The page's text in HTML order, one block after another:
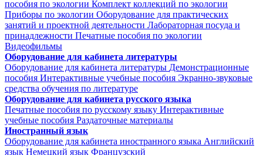
пособия по экологии Комплект коллекций по экологии
Приборы по экологии Оборудование для практических
занятий и проектной деятельности Лабораторная посуда и
принадлежности Печатные пособия по экологии
Видеофильмы
Оборудование для кабинета литературы
Оборудование для кабинета литературы Демонстрационные
пособия Интерактивные учебные пособия Экранно-звуковые
средства обучения по литературе
Оборудование для кабинета русского языка
Печатные пособия по русскому языку Интерактивные
учебные пособия Раздаточные материалы
Иностранный язык
Оборудование для кабинета иностранного языка Английский
язык Немецкий язык Французский